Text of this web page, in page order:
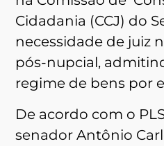
Cidadania (CCJ) do
necessidade de juiz
pós-nupcial,
regime de bens por
De acordo com o
senador Antônio